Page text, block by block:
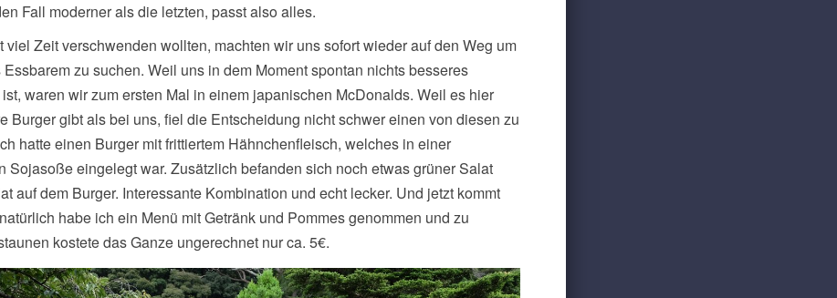
Fall moderner als die letzten, passt also alles.
viel Zeit verschwenden wollten, machten wir uns sofort wieder auf den Weg um
zu suchen. Weil uns in dem Moment spontan nichts besseres
waren wir zum ersten Mal in einem japanischen McDonalds. Weil es hier
Burger gibt als bei uns, fiel die Entscheidung nicht schwer einen von diesen zu
hatte einen Burger mit frittiertem Hähnchenfleisch, welches in einer
Sojasoße eingelegt war. Zusätzlich befanden sich noch etwas grüner Salat
auf dem Burger. Interessante Kombination und echt lecker. Und jetzt kommt
habe ich ein Menü mit Getränk und Pommes genommen und zu
kostete das Ganze ungerechnet nur ca. 5€.